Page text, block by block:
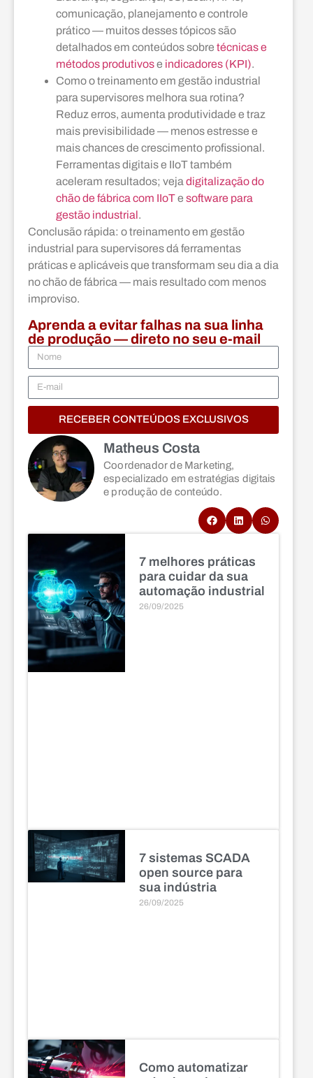
comunicação, planejamento e controle
prático — muitos desses tópicos são
detalhados em conteúdos sobre técnicas e
métodos produtivose indicadores (KPI).
Como o treinamento em gestão industrial
para supervisores melhora sua rotina?
Reduz erros, aumenta produtividade e traz
mais previsibilidade — menos estresse e
mais chances de crescimento profissional.
Ferramentas digitais e IIoT também
aceleram resultados; veja digitalização do
chão de fábrica com IIoTe software para
gestão industrial.
Conclusão rápida: o treinamento em gestão
industrial para supervisores dá ferramentas
práticas e aplicáveis que transformam seu dia a dia
no chão de fábrica — mais resultado com menos
improviso.
Aprenda a evitar falhas na sua linha
de produção — direto no seu e-mail
RECEBER CONTEÚDOS EXCLUSIVOS
Matheus Costa
Coordenador de Marketing,
especializado em estratégias digitais
e produção de conteúdo.
7 melhores práticas
para cuidar da sua
automação industrial
26/09/2025
7 sistemas SCADA
open source para
sua indústria
26/09/2025
Como automatizar